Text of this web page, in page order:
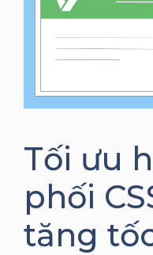
Tối ưu
phối
tăng